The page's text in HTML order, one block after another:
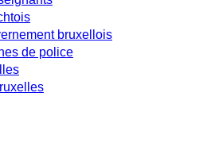
bruxellois
de police